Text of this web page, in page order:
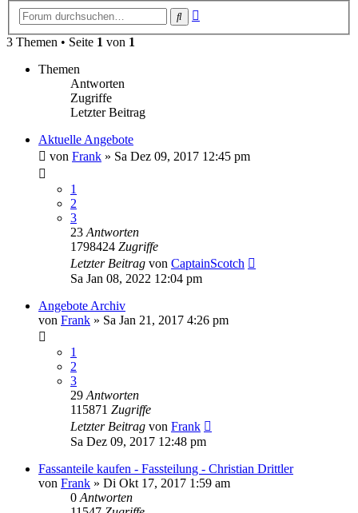
Suche
3 Themen • Seite 1 von 1
Themen
Antworten
Zugriffe
Letzter Beitrag
Aktuelle Angebote
von Frank » Sa Dez 09, 2017 12:45 pm
1
2
3
23 Antworten
1798424 Zugriffe
Letzter Beitrag von CaptainScotch
Sa Jan 08, 2022 12:04 pm
Angebote Archiv
von Frank » Sa Jan 21, 2017 4:26 pm
1
2
3
29 Antworten
115871 Zugriffe
Letzter Beitrag von Frank
Sa Dez 09, 2017 12:48 pm
Fassanteile kaufen - Fassteilung - Christian Drittler
von Frank » Di Okt 17, 2017 1:59 am
0 Antworten